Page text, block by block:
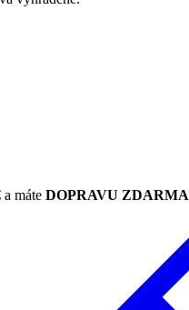
a máte DOPRAVU ZDARMA